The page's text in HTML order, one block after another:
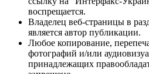
воспрещается.
Владелец веб-страницы в
является автор публикации.
Любое копирование,
фотографий и/или
принадлежащих